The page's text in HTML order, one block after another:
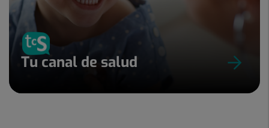
Tu canal de salud